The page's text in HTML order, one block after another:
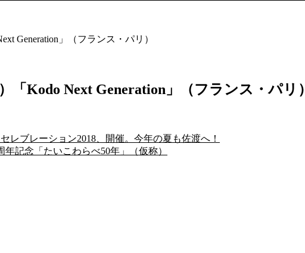
Generation」（フランス・パリ）
「Kodo Next Generation」（フランス・パリ）
レブレーション2018、開催。今年の夏も佐渡へ！
記念「たいこわらべ50年」（仮称）